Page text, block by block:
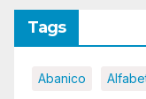
Tags
Abanico